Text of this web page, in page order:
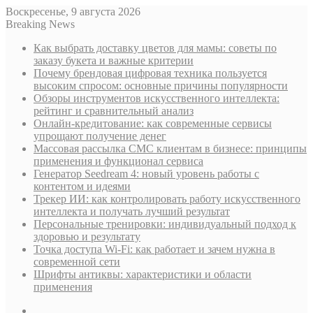
Воскресенье, 9 августа 2026
Breaking News
Как выбрать доставку цветов для мамы: советы по
заказу букета и важные критерии
Почему брендовая цифровая техника пользуется
высоким спросом: основные причины популярности
Обзоры инструментов искусственного интеллекта:
рейтинг и сравнительный анализ
Онлайн-кредитование: как современные сервисы
упрощают получение денег
Массовая рассылка СМС клиентам в бизнесе: принципы
применения и функционал сервиса
Генератор Seedream 4: новый уровень работы с
контентом и идеями
Трекер ИИ: как контролировать работу искусственного
интеллекта и получать лучший результат
Персональные тренировки: индивидуальный подход к
здоровью и результату
Точка доступа Wi-Fi: как работает и зачем нужна в
современной сети
Шрифты антиквы: характеристики и области
применения